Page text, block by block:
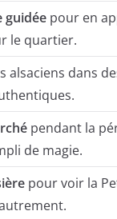
guidéepour en
le quartier.
alsaciens dans
pendant la
de magie.
pour voir la